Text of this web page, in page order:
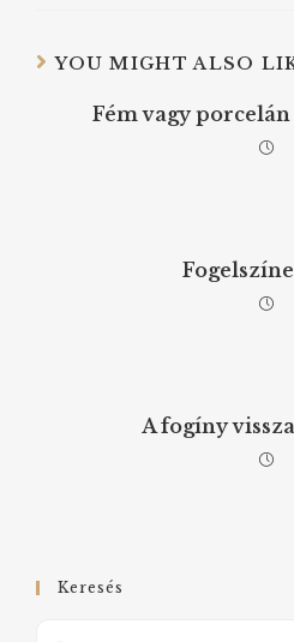
YOU MIGHT ALSO
Fém vagy
A fogíny
Keresés